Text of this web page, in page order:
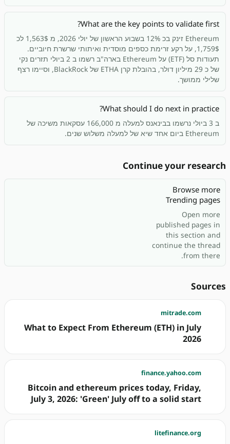
What are the key points to validate first?
Ethereum זינק בכ 12% בשבוע הראשון של יולי 2026, מ 1,563$ לכ
1,759$, על רקע זרימת כספים מוסדית ואיתותי שרשרת חיוביים.
תעודות סל (ETF) על Ethereum בארה"ב רשמו ב 2 ביולי תזרים נקי
של כ 29 מיליון דולר, בהובלת קרן ETHA של BlackRock, וסיימו רצף
שלילי ממושך.
What should I do next in practice?
ב 3 ביולי נרשמו בבינאנס למעלה מ 166,000 עסקאות משיכה של
Ethereum ביום אחד שיא של למעלה משלוש שנים.
Continue your research
Browse more
Trending pages
Open more
published pages in
this section and
continue the thread
from there.
Sources
mitrade.com
What to Expect From Ethereum (ETH) in July
2026
finance.yahoo.com
Bitcoin and ethereum prices today, Friday,
July 3, 2026: 'Green' July off to a solid start
litefinance.org